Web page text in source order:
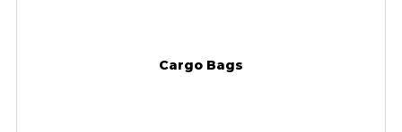
Cargo Bags